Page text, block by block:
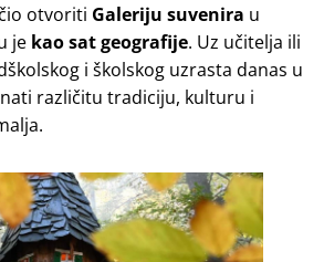
otvoriti Galeriju suvenira u
je kao sat geografije. Uz učitelja ili
i školskog uzrasta danas u
različitu tradiciju, kulturu i